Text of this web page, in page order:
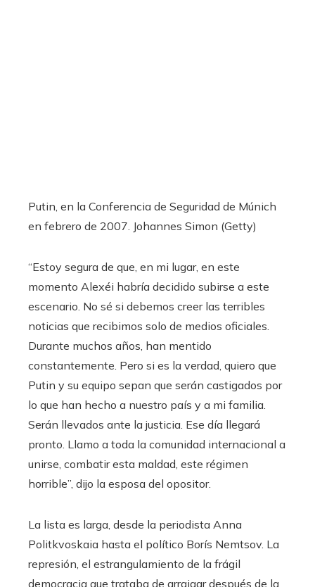
Putin, en la Conferencia de Seguridad de Múnich
en febrero de 2007. Johannes Simon (Getty)
“Estoy segura de que, en mi lugar, en este
momento Alexéi habría decidido subirse a este
escenario. No sé si debemos creer las terribles
noticias que recibimos solo de medios oficiales.
Durante muchos años, han mentido
constantemente. Pero si es la verdad, quiero que
Putin y su equipo sepan que serán castigados por
lo que han hecho a nuestro país y a mi familia.
Serán llevados ante la justicia. Ese día llegará
pronto. Llamo a toda la comunidad internacional a
unirse, combatir esta maldad, este régimen
horrible”, dijo la esposa del opositor.
La lista es larga, desde la periodista Anna
Politkvoskaia hasta el político Borís Nemtsov. La
represión, el estrangulamiento de la frágil
democracia que trataba de arraigar después de la